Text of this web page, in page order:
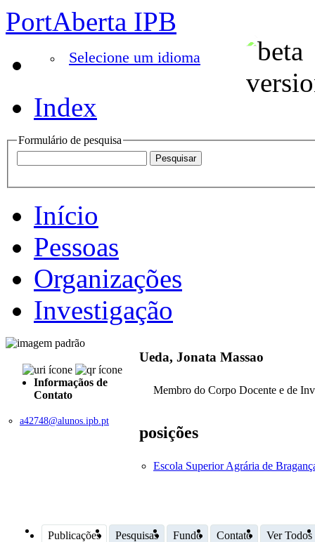
PortAberta IPB
Selecione um idioma
Index
Formulário de pesquisa
Início
Pessoas
Organizações
Investigação
Informaçãos de
Contato
a42748@alunos.ipb.pt
Ueda, Jonata Massao
Membro do Corpo Docente e de
posições
Escola Superior Agrária de
Publicações Pesquisas Fundo Contato Ver Todos